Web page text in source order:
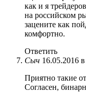
как и я
на российском
зацените как
комфортно.
Ответить
Сыч 16.05.2016
Приятно такие
Согласен,